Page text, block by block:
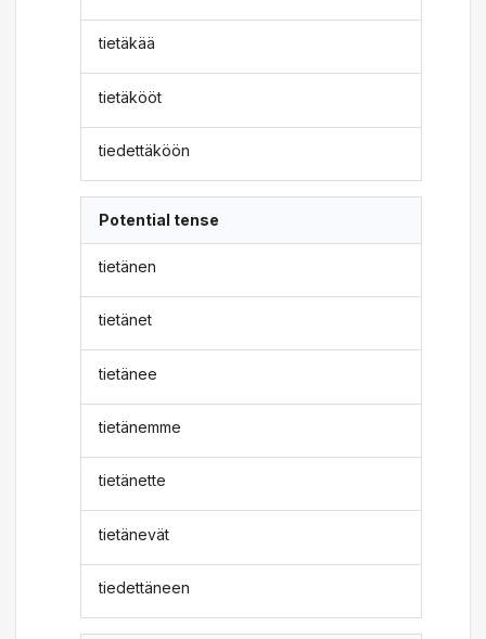
tietäkää
tietäkööt
tiedettäköön
Potential tense
tietänen
tietänet
tietänee
tietänemme
tietänette
tietänevät
tiedettäneen